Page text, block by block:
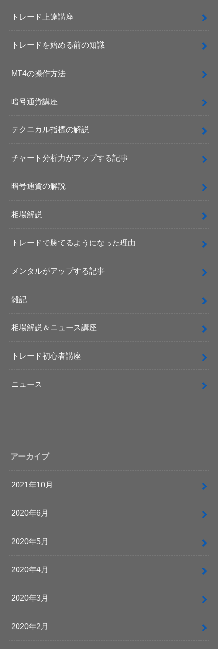
トレード上達講座
トレードを始める前の知識
MT4の操作方法
暗号通貨講座
テクニカル指標の解説
チャート分析力がアップする記事
暗号通貨の解説
相場解説
トレードで勝てるようになった理由
メンタルがアップする記事
雑記
相場解説＆ニュース講座
トレード初心者講座
ニュース
アーカイブ
2021年10月
2020年6月
2020年5月
2020年4月
2020年3月
2020年2月